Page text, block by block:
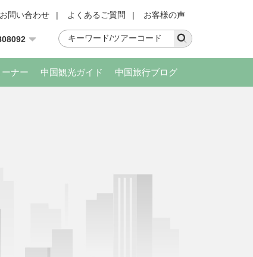
お問い合わせ | よくあるご質問 | お客様の声
ナー 中国観光ガイド 中国旅行ブログ